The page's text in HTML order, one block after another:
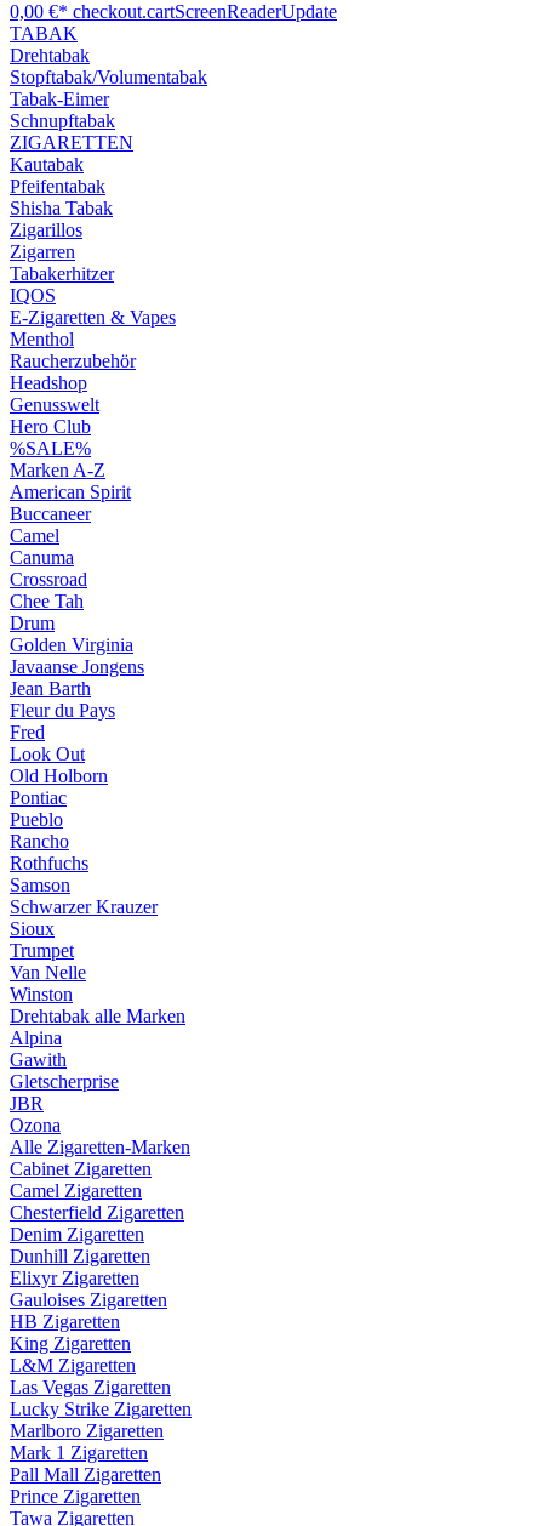
0,00 €* checkout.cartScreenReaderUpdate
TABAK
Drehtabak
Stopftabak/Volumentabak
Tabak-Eimer
Schnupftabak
ZIGARETTEN
Kautabak
Pfeifentabak
Shisha Tabak
Zigarillos
Zigarren
Tabakerhitzer
IQOS
E-Zigaretten & Vapes
Menthol
Raucherzubehör
Headshop
Genusswelt
Hero Club
%SALE%
Marken A-Z
American Spirit
Buccaneer
Camel
Canuma
Crossroad
Сhee Tah
Drum
Golden Virginia
Javaanse Jongens
Jean Barth
Fleur du Pays
Fred
Look Out
Old Holborn
Pontiac
Pueblo
Rancho
Rothfuchs
Samson
Schwarzer Krauzer
Sioux
Trumpet
Van Nelle
Winston
Drehtabak alle Marken
Alpina
Gawith
Gletscherprise
JBR
Ozona
Alle Zigaretten-Marken
Cabinet Zigaretten
Camel Zigaretten
Chesterfield Zigaretten
Denim Zigaretten
Dunhill Zigaretten
Elixyr Zigaretten
Gauloises Zigaretten
HB Zigaretten
King Zigaretten
L&M Zigaretten
Las Vegas Zigaretten
Lucky Strike Zigaretten
Marlboro Zigaretten
Mark 1 Zigaretten
Pall Mall Zigaretten
Prince Zigaretten
Tawa Zigaretten